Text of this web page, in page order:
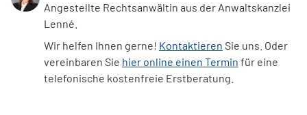
Angestellte Rechtsanwältin aus der Anwaltskanzlei
Lenné.
Wir helfen Ihnen gerne! Kontaktieren Sie uns. Oder
vereinbaren Sie hier online einen Termin für eine
telefonische kostenfreie Erstberatung.